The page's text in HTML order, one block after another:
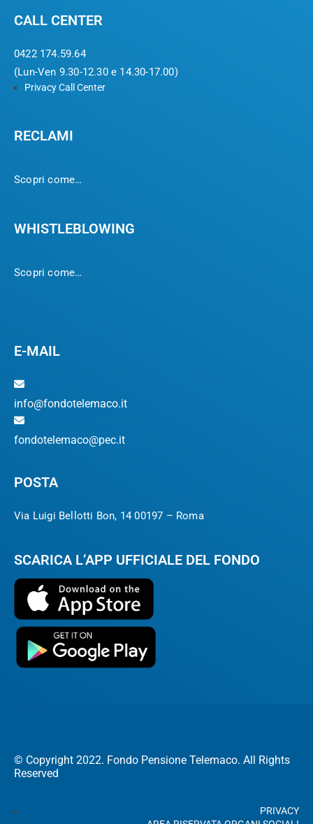
CALL CENTER
0422 174.59.64
(Lun-Ven 9.30-12.30 e 14.30-17.00)
Privacy Call Center
RECLAMI
Scopri come…
WHISTLEBLOWING
Scopri come…
E-MAIL
info@fondotelemaco.it
fondotelemaco@pec.it
POSTA
Via Luigi Bellotti Bon, 14 00197 – Roma
SCARICA L’APP UFFICIALE DEL FONDO
© Copyright 2022. Fondo Pensione Telemaco. All Rights
Reserved
PRIVACY